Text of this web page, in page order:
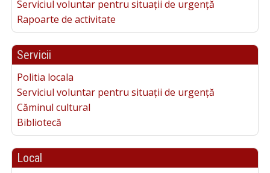
Serviciul voluntar pentru situații de urgență
Rapoarte de activitate
Servicii
Politia locala
Serviciul voluntar pentru situații de urgență
Căminul cultural
Bibliotecă
Local